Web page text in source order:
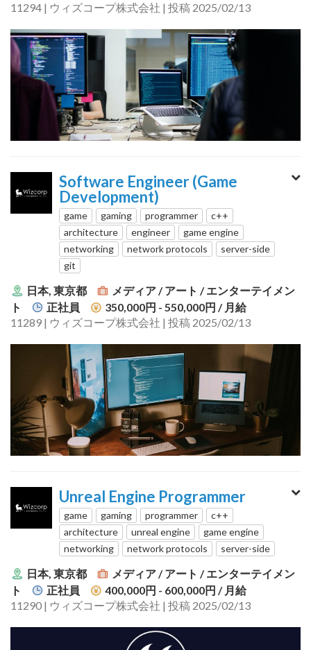
11294 | ウィズコープ株式会社 | 投稿 2025/02/13
Software Engineer (Game
Development)
game gaming programmer
c++
architecture
engineer
game engine
networking
network protocols
server-side
git
日本, 東京都
メディア / アート / エンターテイメン
ト
正社員 350,000円 - 550,000円 / 月給
11289 | ウィズコープ株式会社 | 投稿 2025/02/13
Unreal Engine Programmer
game gaming programmer
c++
architecture
unreal engine
game engine
networking
network protocols server-side
日本, 東京都
メディア / アート / エンターテイメン
ト
正社員 400,000円 - 600,000円 / 月給
11290 | ウィズコープ株式会社 | 投稿 2025/02/13